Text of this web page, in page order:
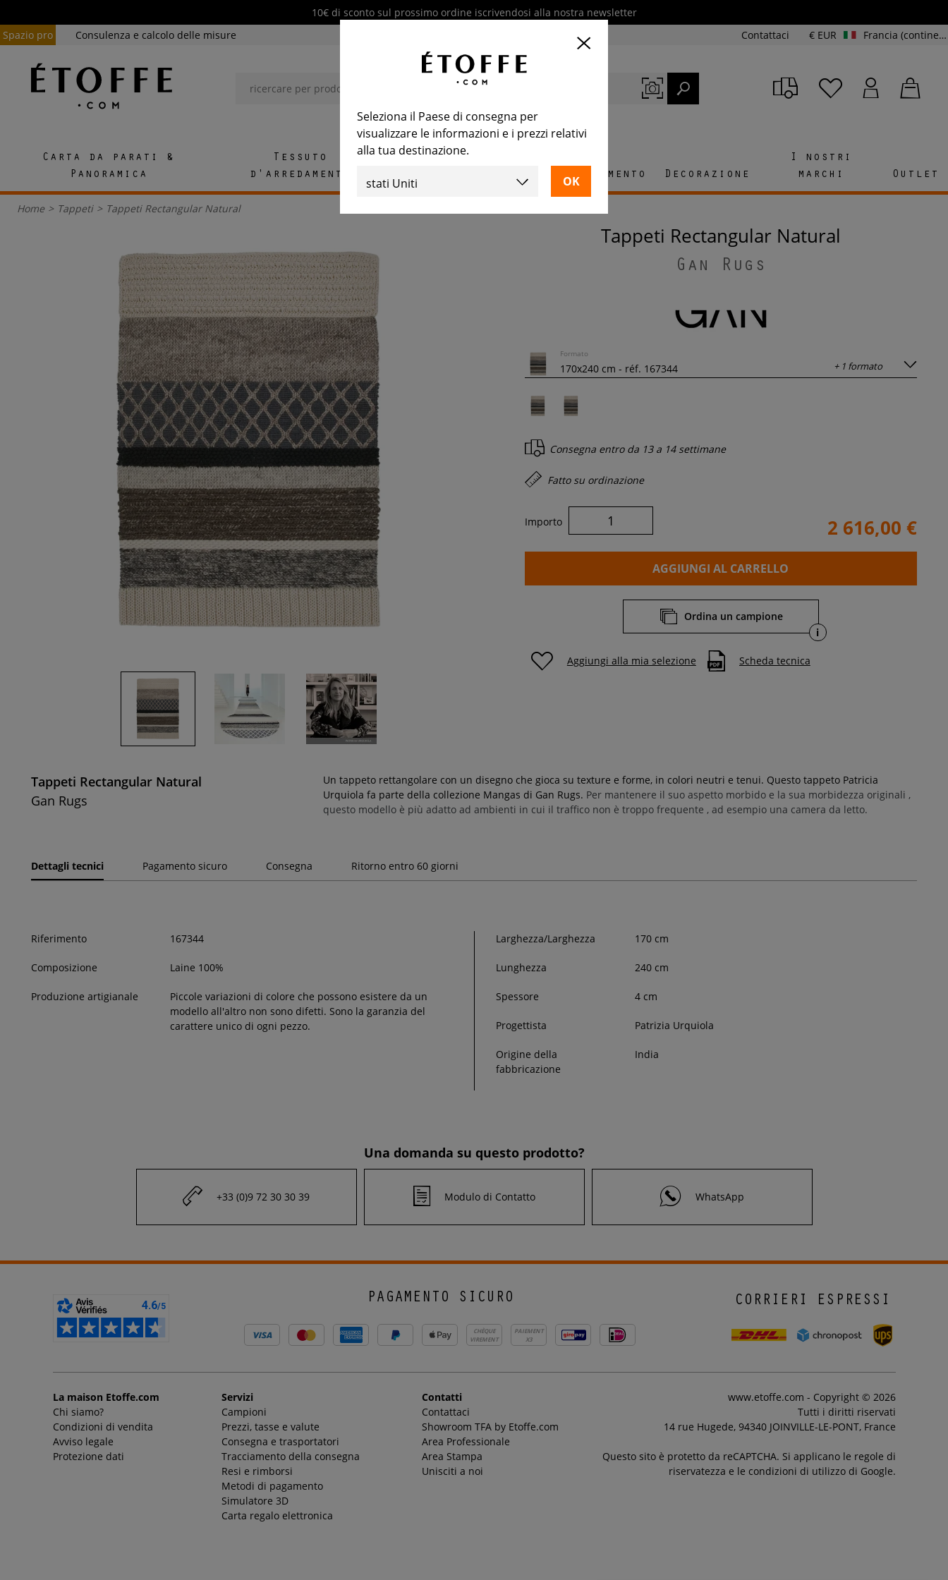
10€ di sconto sul prossimo ordine iscrivendosi alla nostra newsletter
Spazio pro
Consulenza e calcolo delle misure Contattaci € EUR Francia (continente e Corsica)
Carta da parati &
Panoramica
Tessuto
d'arredamento
Arredamento Decorazione
I nostri
marchi
Outlet
Home > Tappeti > Tappeti Rectangular Natural
Tappeti Rectangular Natural
Gan Rugs
+ 1 formato
Formato
Consegna entro da 13 a 14 settimane
Fatto su ordinazione
Importo 2 616,00 €
AGGIUNGI AL CARRELLO
Ordina un campione
i
Aggiungi alla mia selezione Scheda tecnica
Tappeti Rectangular Natural
Gan Rugs
Un tappeto rettangolare con un disegno che gioca su texture e forme, in colori neutri e tenui. Questo tappeto Patricia
Urquiola fa parte della collezione Mangas di Gan Rugs. Per mantenere il suo aspetto morbido e la sua morbidezza originali ,
questo modello è più adatto ad ambienti in cui il traffico non è troppo frequente , ad esempio una camera da letto.
Dettagli tecnici Pagamento sicuro Consegna Ritorno entro 60 giorni
Riferimento 167344
Composizione Laine 100%
Produzione artigianale
Piccole variazioni di colore che possono esistere da un
modello all'altro non sono difetti. Sono la garanzia del
carattere unico di ogni pezzo.
Larghezza/Larghezza 170 cm
Lunghezza 240 cm
Spessore 4 cm
Progettista Patrizia Urquiola
Origine della
fabbricazione
India
Una domanda su questo prodotto?
+33 (0)9 72 30 30 39 Modulo di Contatto WhatsApp
PAGAMENTO SICURO
CHÈQUE
VIREMENT
PAIEMENT
X3
CORRIERI ESPRESSI
La maison Etoffe.com
Chi siamo?
Condizioni di vendita
Avviso legale
Protezione dati
Servizi
Campioni
Prezzi, tasse e valute
Consegna e trasportatori
Tracciamento della consegna
Resi e rimborsi
Metodi di pagamento
Simulatore 3D
Carta regalo elettronica
Contatti
Contattaci
Showroom TFA by Etoffe.com
Area Professionale
Area Stampa
Unisciti a noi
www.etoffe.com - Copyright © 2026
Tutti i diritti riservati
14 rue Hugede, 94340 JOINVILLE-LE-PONT, France
Questo sito è protetto da reCAPTCHA. Si applicano le regole di
riservatezza e le condizioni di utilizzo di Google.
Seleziona il Paese di consegna per
visualizzare le informazioni e i prezzi relativi
alla tua destinazione.